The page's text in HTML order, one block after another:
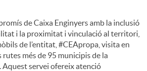
de Caixa Enginyers amb la inclusió
i la proximitat i vinculació al territori,
de l’entitat, #CEApropa, visita en
rutes més de 95 municipis de la
Aquest servei ofereix atenció